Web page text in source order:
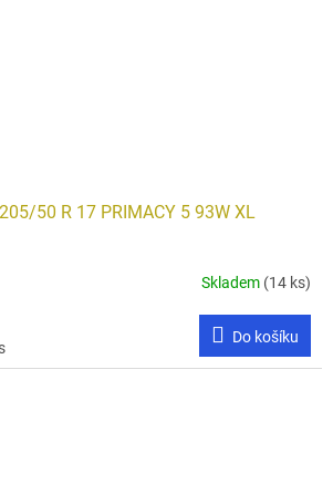
50 R 17 PRIMACY 5 93W XL
Skladem (14 ks)
Do košíku